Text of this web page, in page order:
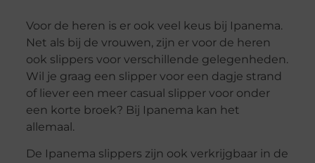
Voor de heren is er ook veel keus bij Ipanema.
Net als bij de vrouwen, zijn er voor de heren
ook slippers voor verschillende gelegenheden.
Wil je graag een slipper voor een dagje strand
of liever een meer casual slipper voor onder
een korte broek? Bij Ipanema kan het
allemaal.
De Ipanema slippers zijn ook verkrijgbaar in de